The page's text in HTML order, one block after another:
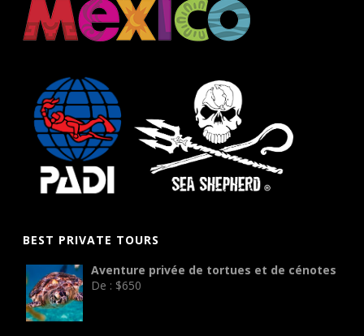
BEST PRIVATE TOURS
Aventure privée de tortues et de cénotes
De : $650